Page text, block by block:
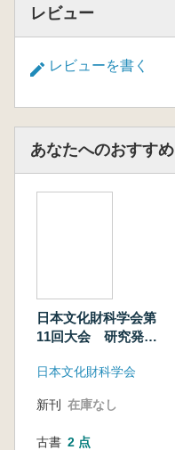
レビュー
レビューを書く
あなたへのおすすめ
日本文化財科学会第
11回大会 研究発表
日本文化財科学会
新刊 在庫なし
古書 2 点